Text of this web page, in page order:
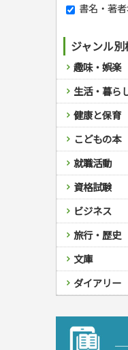
書名・著
ジャンル
趣味・娯楽
スポーツ
スポー
野球
ゴルフ
トレーニ
ジュニ
その他
自然・アウ
アウトド
犬・猫
ペット・
園芸・
雑学
娯楽・ゲー
ナンプレ
囲碁・
ゲーム
家相・
カルチャー
鉄道・
音楽・楽
趣味・
絵画・
俳句・
辞典・語学
辞典
語学・
運転免許
原付・
普通免許
その他免
生活・暮ら
料理
料理・
おもて
各国料理
お弁当
健康メ
調理器
お菓子
飲み物
手芸・クラ
編み物
ソーイ
クラフト
住まい・イ
インテ
収納・
美容・ファ
ダイエ
メイク
着物・
冠婚葬祭・
冠婚葬
手紙・
妊娠・出産
妊娠・
離乳食
健康と保育
家庭医学・
ツボ・
家庭医
健康知識
栄養事典
生活習慣
看護・介護
看護一般
介護一般
保育・教育
パネル
指導マ
こどもの本
児童一般
おりが
なぞな
占い・
のりも
読み物
音と光
学参・ドリ
夏休みド
総復習
学習・地
自由研
えんぴ
就職活動
就職活動
就職試験
公務員試
資格試験
検定試験・
英語検
漢字検
簿記検定
ケアマネ
介護・
司法書
行政書
ビジネス
経営・経済
マネー
簿記・
その他
自己啓発
ビジネ
旅行・歴史
国内・海外
国外旅行
国内旅行
散歩・
地理・歴史
地理・地
歴史
文庫
文庫
成美文
ダイアリー
プラチ